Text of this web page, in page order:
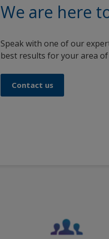
We are here
Speak with one of our
best results for your area
Contact us